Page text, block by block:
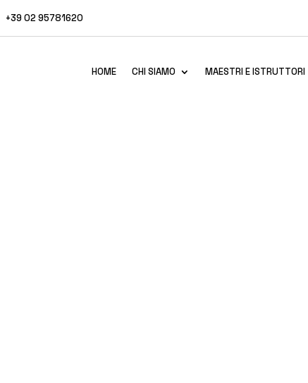
+39 02 95781620
HOME CHI SIAMO MAESTRI E ISTRUTTORI